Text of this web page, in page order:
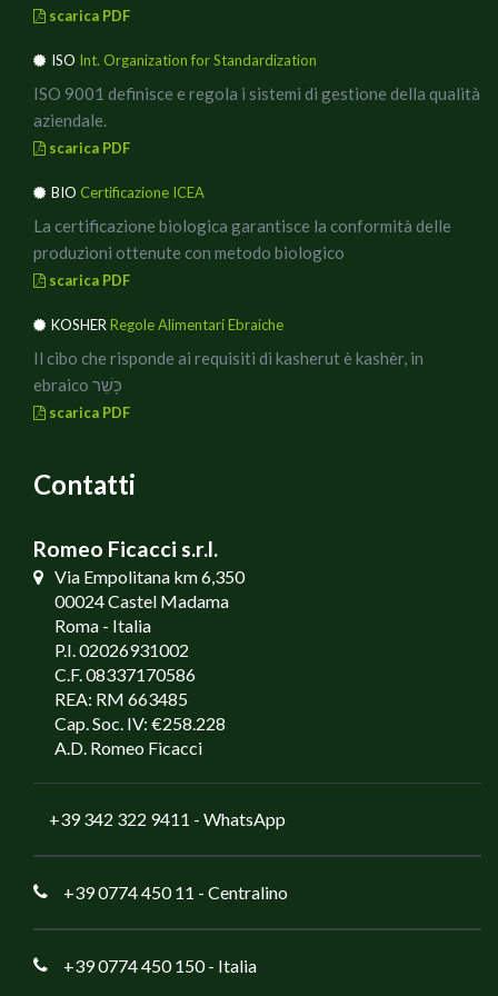
ancora più piccolo e aiutandosi con quello deporre sulla
mozzarella il pesto di olive.
6) Mettere i crostoni sotto al grill e lasciarli giusto il
scarica PDF
ISO Int. Organization for Standardization
ISO 9001 definisce e regola i sistemi di gestione della qualità
aziendale.
scarica PDF
BIO Certificazione ICEA
La certificazione biologica garantisce la conformità delle
produzioni ottenute con metodo biologico
scarica PDF
KOSHER Regole Alimentari Ebraiche
Il cibo che risponde ai requisiti di kasherut è kashèr, in
ebraico כָּשֵׁר
scarica PDF
Contatti
Romeo Ficacci s.r.l.
Via Empolitana km 6,350
00024 Castel Madama
Roma - Italia
P.I. 02026931002
C.F. 08337170586
REA: RM 663485
Cap. Soc. IV: €258.228
A.D. Romeo Ficacci
+39 342 322 9411 - WhatsApp
+39 0774 450 11 - Centralino
+39 0774 450 150- Italia